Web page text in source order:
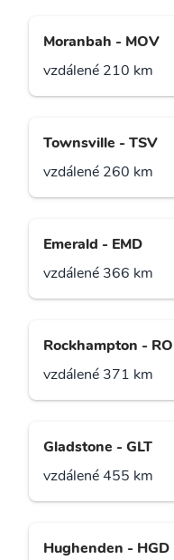
Moranbah - MOV
vzdálené 210 km
Townsville - TSV
vzdálené 260 km
Emerald - EMD
vzdálené 366 km
Rockhampton -
vzdálené 371 km
Gladstone - GLT
vzdálené 455 km
Hughenden - HGD